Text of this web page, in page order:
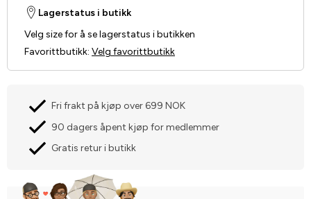
Lagerstatus i butikk
Velg size for å se lagerstatus i butikken
Favorittbutikk: Velg favorittbutikk
Fri frakt på kjøp over 699 NOK
90 dagers åpent kjøp for medlemmer
Gratis retur i butikk